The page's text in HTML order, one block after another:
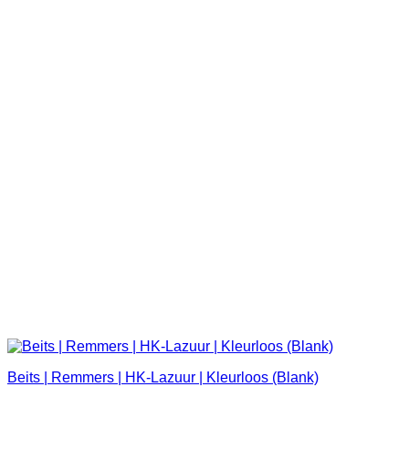
Beits | Remmers | HK-Lazuur | Kleurloos (Blank)